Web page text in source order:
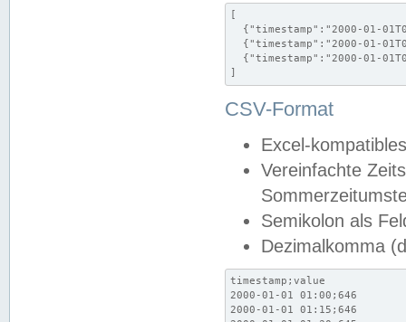
[
{"timestamp":"2000-01-
{"timestamp":"2000-01-
{"timestamp":"2000-01-
]
CSV-Format
Excel-
Vereinfachte
Semikolon als
Dezimalkomma
timestamp;value
2000-01-01 01:00;646
2000-01-01 01:15;646